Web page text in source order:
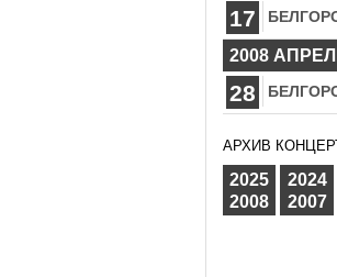
17
2008
28
АРХИВ
2025 2024
2008
2007